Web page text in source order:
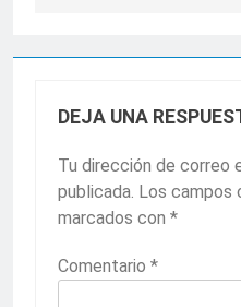
DEJA UNA
Tu dirección de correo
publicada. Los campos
marcados con *
Comentario *